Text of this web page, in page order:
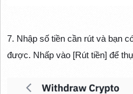
7. Nhập số tiền cần rút và bạn
được. Nhấp vào [Rút tiền] để